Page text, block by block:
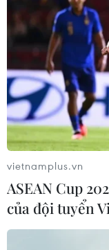
Thủ tướng Lê
Malaysia đến
nhiệm kỳ
06/08/2026 13:23
Chủ tịch Quốc
tiếp Đại sứ
chào từ biệt
vietnamplus.vn
ASEAN Cup
của đội tuyển